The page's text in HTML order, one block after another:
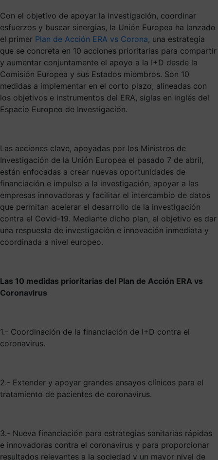
Con el objetivo de apoyar la investigación, coordinar
esfuerzos y buscar sinergias, la Unión Europea ha lanzado
el primer Plan de Acción ERA vs Corona, una estrategia
que se concreta en 10 acciones prioritarias para compartir
y aumentar conjuntamente el apoyo a la I+D desde la
Comisión Europea y sus Estados miembros. Son 10
medidas a implementar en el corto plazo, alineadas con
los objetivos e instrumentos del ERA, siglas en inglés del
Espacio Europeo de Investigación.
Las acciones clave, apoyadas por los Ministros de
Investigación de la Unión Europea el pasado 7 de abril,
están enfocadas a crear nuevas oportunidades de
financiación e impulso a la investigación, apoyar a las
empresas innovadoras y facilitar el intercambio de datos
que permitan acelerar el desarrollo de la investigación
contra el Covid-19. Mediante dicho plan, el objetivo es dar
una respuesta de investigación e innovación inmediata y
coordinada a nivel europeo.
Las 10 medidas prioritarias del Plan de Acción ERA vs
Coronavirus
1.- Coordinación de la financiación de I+D contra el
coronavirus.
2.- Extender y apoyar grandes ensayos clínicos para el
tratamiento de pacientes de coronavirus.
3.- Nueva financiación para estrategias sanitarias rápidas
e innovadoras contra el coronavirus y para proporcionar
resultados relevantes a la sociedad y un mayor nivel de